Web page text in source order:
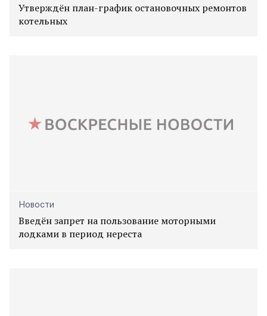
Утверждён план-график остановочных ремонтов
котельных
Новости
Введён запрет на пользование моторными
лодками в период нереста